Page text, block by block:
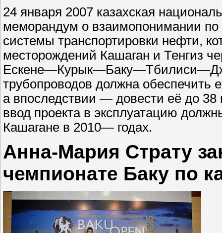
24 января 2007 казахская
меморандум о взаимопонимании по
системы транспортировки нефти,
месторождений Кашаган и Тенгиз
трубопроводов должна обеспечить
а впоследствии — довести её до 38
ввод проекта в эксплуатацию
Кашагане в 2010— годах.
Анна-Мария Страту
чемпионате Баку по